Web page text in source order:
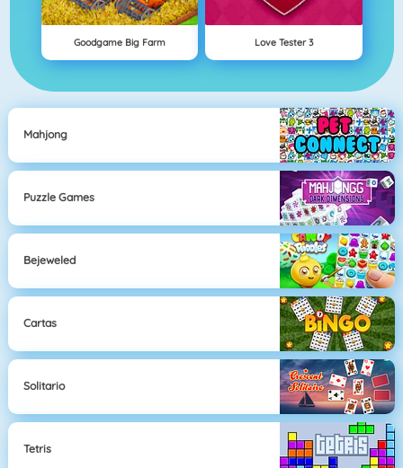
Goodgame Big Farm Love Tester 3
Mahjong
Puzzle Games
Bejeweled
Cartas
Solitario
Tetris